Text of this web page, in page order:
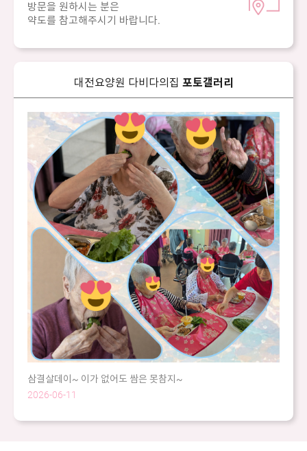
방문을 원하시는 분은
약도를 참고해주시기 바랍니다.
대전요양원 다비다의집 포토갤러리
삼결살데이~ 이가 없어도 쌈은 못참지~
2026-06-11